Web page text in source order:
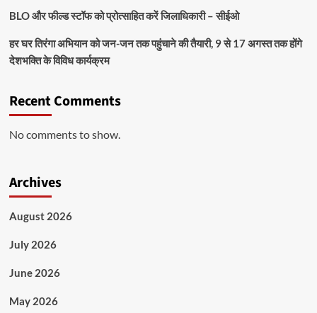
BLO और फील्ड स्टॉफ को प्रोत्साहित करें जिलाधिकारी – सीईओ
हर घर तिरंगा अभियान को जन-जन तक पहुंचाने की तैयारी, 9 से 17 अगस्त तक होंगे
देशभक्ति के विविध कार्यक्रम
Recent Comments
No comments to show.
Archives
August 2026
July 2026
June 2026
May 2026